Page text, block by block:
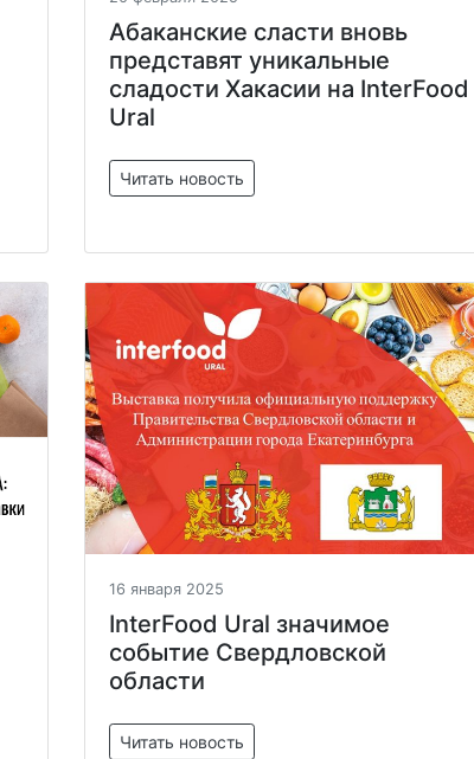
Абаканские сласти вновь
представят уникальные
сладости Хакасии на InterFood
Ural
Читать новость
16 января 2025
InterFood Ural значимое
событие Свердловской
области
Читать новость